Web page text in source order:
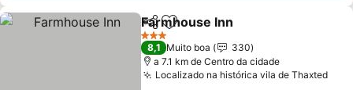
PartilharAdicionar aos favoritos
Farmhouse Inn
3 Estrelas
8,1 Muito boa
330
a 7.1 km de Centro da cidade
Localizado na histórica vila de ThaxtedVer